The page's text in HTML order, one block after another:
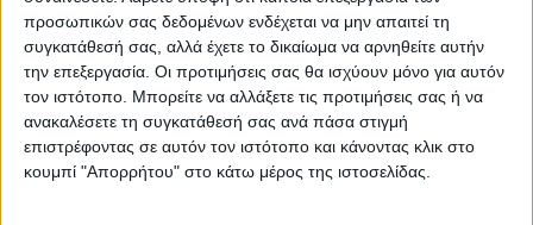
προσωπικών σας δεδομένων ενδέχεται να μην απαιτεί τη
συγκατάθεσή σας, αλλά έχετε το δικαίωμα να αρνηθείτε αυτήν
την επεξεργασία. Οι προτιμήσεις σας θα ισχύουν μόνο για αυτόν
τον ιστότοπο. Μπορείτε να αλλάξετε τις προτιμήσεις σας ή να
ανακαλέσετε τη συγκατάθεσή σας ανά πάσα στιγμή
επιστρέφοντας σε αυτόν τον ιστότοπο και κάνοντας κλικ στο
κουμπί "Απορρήτου" στο κάτω μέρος της ιστοσελίδας.
ΠΑΡΟΜΟΙΑ ΑΡΘΡΑ